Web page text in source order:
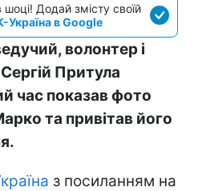
Додай змісту своїй
Україна в Google
волонтер і
Притула
час показав фото
та привітав його
з посиланням на